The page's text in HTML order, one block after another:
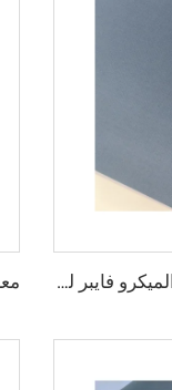
تاجر الجملة قماش ثوب عربي رخيص الميكرو فايبر للرجال، قماش بوليستر مشغول، تويبو قماش قميص ثوب عربي